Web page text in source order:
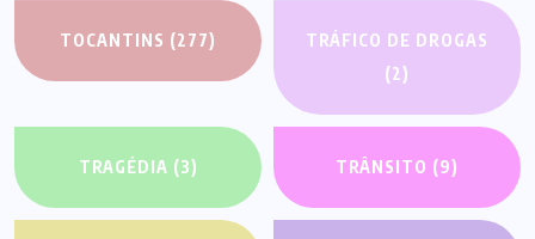
TOCANTINS (277)
TRÁFICO DE DROGAS
(2)
TRAGÉDIA (3) TRÂNSITO (9)